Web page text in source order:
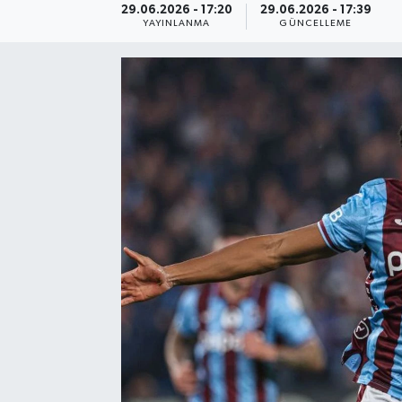
29.06.2026 - 17:20
YAYINLANMA
29.06.2026 - 17:39
GÜNCELLEME